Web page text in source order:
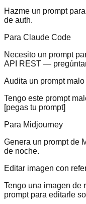
Hazme un prompt
de auth.
Para Claude Code
Necesito un prompt
API REST —
Audita un prompt malo
Tengo este prompt
[pegas tu prompt]
Para Midjourney
Genera un prompt de
de noche.
Editar imagen con
Tengo una imagen de
prompt para editarle